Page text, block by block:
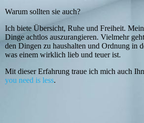
Warum sollten sie auch?
Ich biete Übersicht, Ruhe und Freiheit.
Dinge achtlos auszurangieren. Vielmehr
den Dingen zu haushalten und Ordnung in
was einem wirklich lieb und teuer ist.
Mit dieser Erfahrung traue ich mich auch
you need is less.